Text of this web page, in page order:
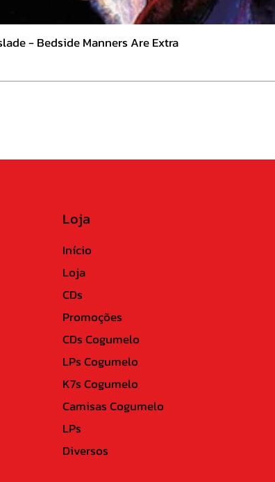
- Bedside Manners Are Extra
Loja
Início
Loja
CDs
Promoções
CDs Cogumelo
LPs Cogumelo
K7s Cogumelo
Camisas Cogumelo
LPs
Diversos